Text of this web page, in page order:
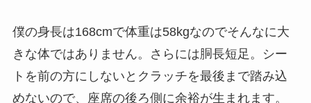
僕の身長は168cmで体重は58kgなのでそんなに大
きな体ではありません。さらには胴長短足。シー
トを前の方にしないとクラッチを最後まで踏み込
めないので、座席の後ろ側に余裕が生まれます。